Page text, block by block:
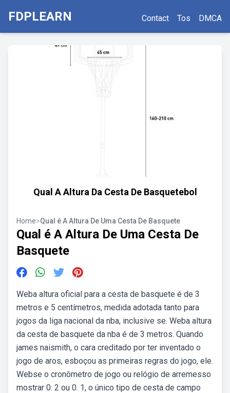
FDPLEARN Contact Tos DMCA
Qual A Altura Da Cesta De Basquetebol
Home>Qual é A Altura De Uma Cesta De Basquete
Qual é A Altura De Uma Cesta De
Basquete
Weba altura oficial para a cesta de basquete é de 3
metros e 5 centímetros, medida adotada tanto para
jogos da liga nacional da nba, inclusive se. Weba altura
da cesta de basquete da nba é de 3 metros. Quando
james naismith, o cara creditado por ter inventado o
jogo de aros, esboçou as primeiras regras do jogo, ele.
Webse o cronômetro de jogo ou relógio de arremesso
mostrar 0. 2 ou 0. 1, o único tipo de cesta de campo